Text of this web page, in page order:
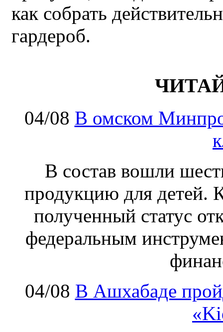
как собрать
гардероб.
04/08 В омском
В состав вошли
продукцию для детей.
полученный статус
федеральным
04/08 В Ашхабаде